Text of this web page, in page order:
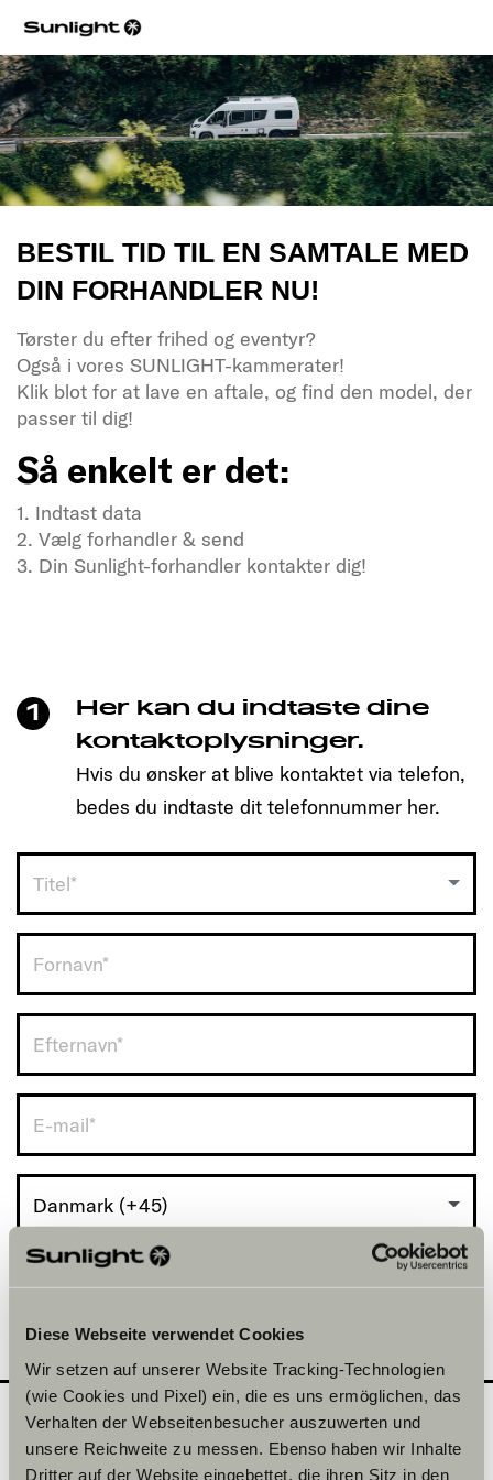
Diese Webseite verwendet Cookies
Wir setzen auf unserer Website Tracking-Technologien
(wie Cookies und Pixel) ein, die es uns ermöglichen, das
Verhalten der Webseitenbesucher auszuwerten und
unsere Reichweite zu messen. Ebenso haben wir Inhalte
Dritter auf der Website eingebettet, die ihren Sitz in den
BESTIL TID TIL EN SAMTALE MED
DIN FORHANDLER NU!
Tørster du efter frihed og eventyr?
Også i vores SUNLIGHT-kammerater!
Klik blot for at lave en aftale, og find den model, der
passer til dig!
Så enkelt er det:
1. Indtast data
2. Vælg forhandler & send
3. Din Sunlight-forhandler kontakter dig!
Så enkelt er det:
1. Indtast data
2. Vælg forhandler & send
1
Her kan du indtaste dine
kontaktoplysninger.
Hvis du ønsker at blive kontaktet via telefon,
bedes du indtaste dit telefonnummer her.
Titel*
Danmark (+45)
2
Hvilken serie vil du gerne